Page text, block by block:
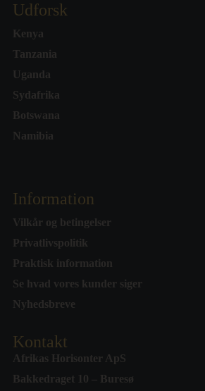
Udforsk
Kenya
Tanzania
Uganda
Sydafrika
Botswana
Namibia
Information
Vilkår og betingelser
Privatlivspolitik
Praktisk information
Se hvad vores kunder siger
Nyhedsbreve
Kontakt
Afrikas Horisonter ApS
Bakkedraget 10 – Buresø